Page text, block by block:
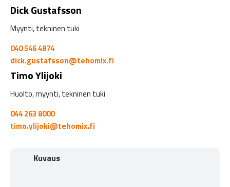
Dick Gustafsson
Myynti, tekninen tuki
040 546 4874
dick.gustafsson@tehomix.fi
Timo Ylijoki
Huolto, myynti, tekninen tuki
044 263 8000
timo.ylijoki@tehomix.fi
Kuvaus